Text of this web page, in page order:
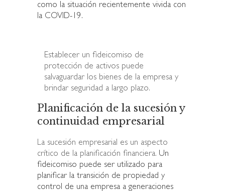
como la situación recientemente vivida con
la COVID-19.
Establecer un fideicomiso de
protección de activos puede
salvaguardar los bienes de la empresa y
brindar seguridad a largo plazo.
Planificación de la sucesión y
continuidad empresarial
La sucesión empresarial es un aspecto
crítico de la planificación financiera. Un
fideicomiso puede ser utilizado para
planificar la transición de propiedad y
control de una empresa a generaciones